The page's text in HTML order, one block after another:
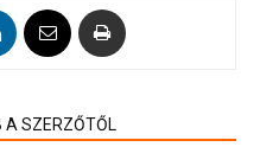
A SZERZŐTŐL